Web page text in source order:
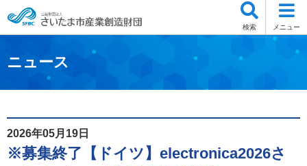
検索 メニュー
ニュース
2026年05月19日
※募集終了【ドイツ】electronica2026さ